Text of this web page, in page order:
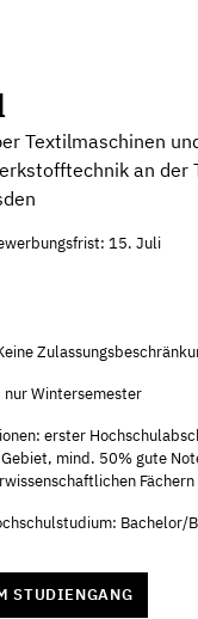
Textilmaschinen
an der
15. Juli
Wintersemester
erster
mind. 50% gute
Fächern
Bachelor/
STUDIENGANG